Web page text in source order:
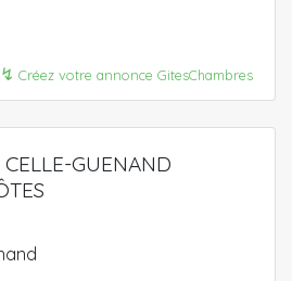
↯ Créez votre annonce GitesChambres
GUENAND